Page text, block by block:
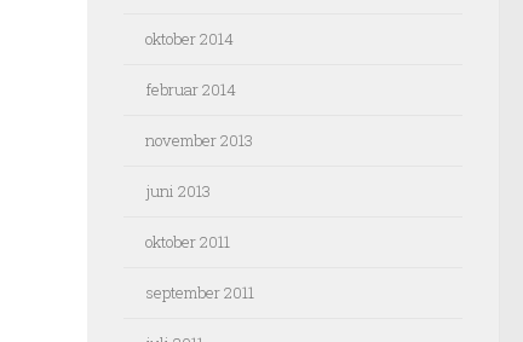
oktober 2014
februar 2014
november 2013
juni 2013
oktober 2011
september 2011